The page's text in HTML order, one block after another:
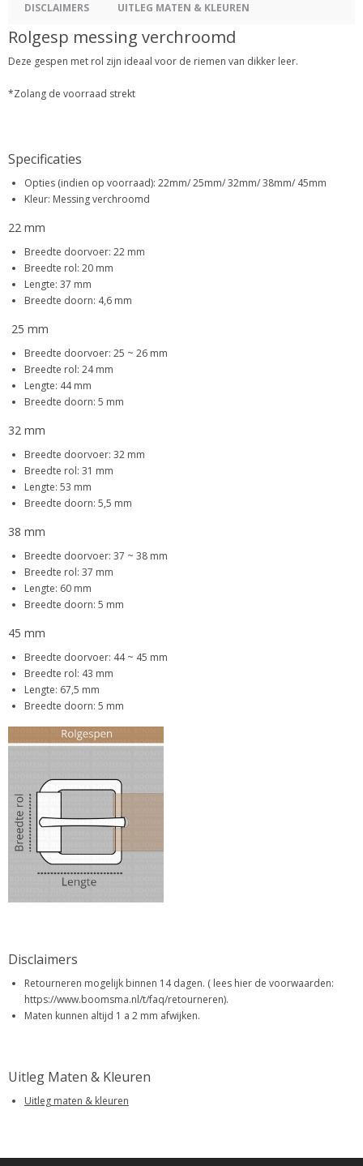
DISCLAIMERS UITLEG MATEN & KLEUREN
Rolgesp messing verchroomd
Deze gespen met rol zijn ideaal voor de riemen van dikker leer.
*Zolang de voorraad strekt
Specificaties
Opties (indien op voorraad): 22mm/ 25mm/ 32mm/ 38mm/ 45mm
Kleur: Messing verchroomd
22 mm
Breedte doorvoer: 22 mm
Breedte rol: 20 mm
Lengte: 37 mm
Breedte doorn: 4,6 mm
25 mm
Breedte doorvoer: 25 ~ 26 mm
Breedte rol: 24 mm
Lengte: 44 mm
Breedte doorn: 5 mm
32 mm
Breedte doorvoer: 32 mm
Breedte rol: 31 mm
Lengte: 53 mm
Breedte doorn: 5,5 mm
38 mm
Breedte doorvoer: 37 ~ 38 mm
Breedte rol: 37 mm
Lengte: 60 mm
Breedte doorn: 5 mm
45 mm
Breedte doorvoer: 44 ~ 45 mm
Breedte rol: 43 mm
Lengte: 67,5 mm
Breedte doorn: 5 mm
Disclaimers
Retourneren mogelijk binnen 14 dagen. ( lees hier de voorwaarden:
https://www.boomsma.nl/t/faq/retourneren).
Maten kunnen altijd 1 a 2 mm afwijken.
Uitleg Maten & Kleuren
Uitleg maten & kleuren